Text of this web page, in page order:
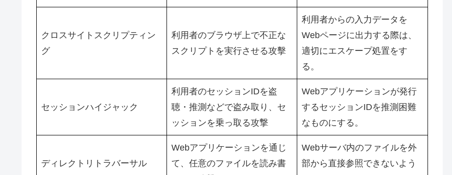
クロスサイトスクリプティン
グ
利用者のブラウザ上で不正な
スクリプトを実行させる攻擊
利用者からの入力データを
Webページに出力する際は、
適切にエスケープ処置をす
る。
セッションハイジャック
利用者のセッションIDを盗
聴・推測などで盗み取り、セ
ッションを乗っ取る攻撃
Webアプリケーションが発行
するセッションIDを推測困難
なものにする。
ディレクトリトラバーサル
Webアプリケーションを通じ
て、任意のファイルを読み書
Webサーバ内のファイルを外
部から直接参照できないよう